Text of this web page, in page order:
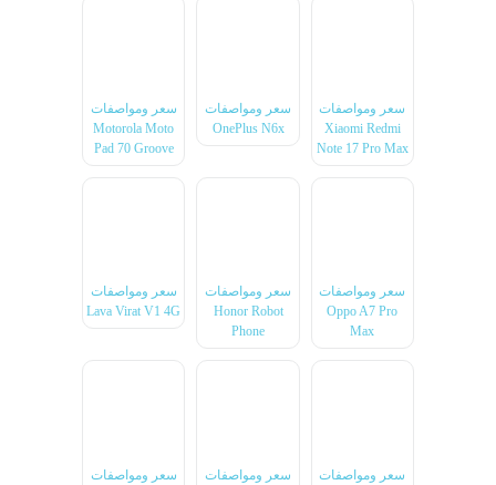
سعر ومواصفات
Xiaomi Redmi
Note 17 Pro Max
سعر ومواصفات
OnePlus N6x
سعر ومواصفات
Motorola Moto
Pad 70 Groove
سعر ومواصفات
Oppo A7 Pro
Max
سعر ومواصفات
Honor Robot
Phone
سعر ومواصفات
Lava Virat V1 4G
سعر ومواصفات
سعر ومواصفات
سعر ومواصفات